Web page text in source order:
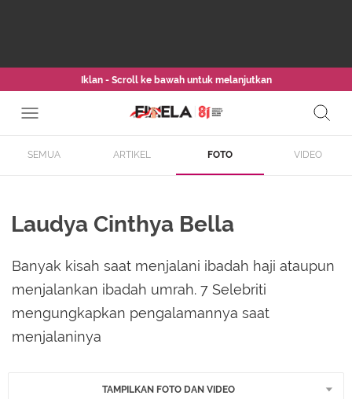
Iklan - Scroll ke bawah untuk melanjutkan
SEMUA ARTIKEL FOTO VIDEO
Laudya Cinthya Bella
Banyak kisah saat menjalani ibadah haji ataupun
menjalankan ibadah umrah. 7 Selebriti
mengungkapkan pengalamannya saat
menjalaninya
TAMPILKAN FOTO DAN VIDEO